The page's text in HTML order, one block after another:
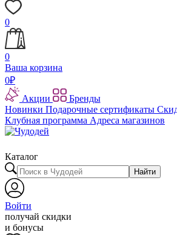
0
0
Ваша корзина
0₽
Акции
Бренды
Новинки Подарочные сертификаты
Клубная программа Адреса магазинов
Каталог
Найти
Войти
получай скидки
и бонусы